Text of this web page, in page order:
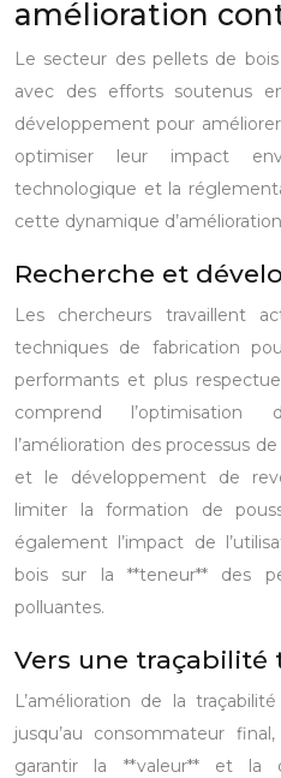
amélioration
Le secteur des pellets de
avec des efforts soutenus
développement pour
optimiser leur impact
technologique et la
cette dynamique
Recherche et
Les chercheurs travaillent
techniques de fabrication
performants et plus
comprend l’optimisation
l’amélioration des processus
et le développement de
limiter la formation de
également l’impact de
bois sur la **teneur** des
polluantes.
Vers une traçabilité
L’amélioration de la
jusqu’au consommateur
garantir la **valeur** et la